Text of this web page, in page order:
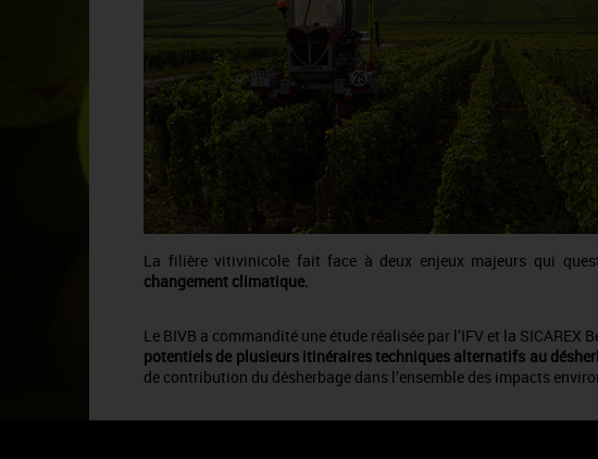
La filière vitivinicole fait face à deux enjeux majeurs qui
changement climatique.
Le BIVB a commandité une étude réalisée par l’IFV et la SICAREX
potentiels de plusieurs itinéraires techniques alternatifs au
de contribution du désherbage dans l’ensemble des impacts